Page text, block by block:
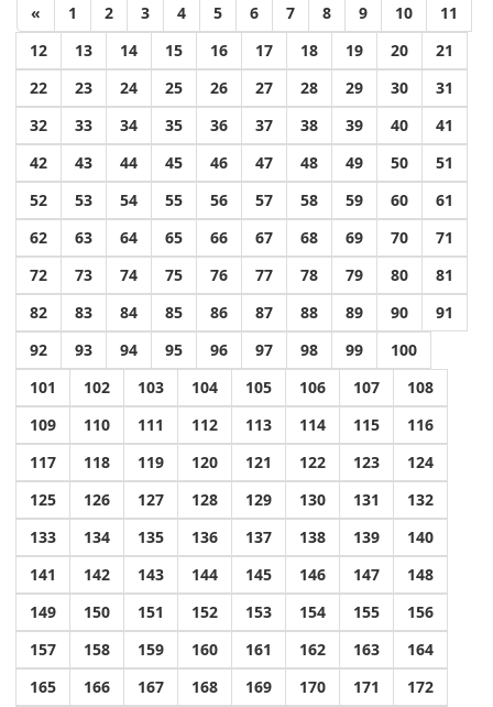
« 1 2 3 4 5 6 7 8 9 10
11
12
13 14 15 16 17 18 19 20
21
22
23 24 25 26 27 28 29 30
31
32
33 34 35 36 37 38 39 40
41
42
43 44 45 46 47 48 49 50
51
52
53 54 55 56 57 58 59 60
61
62
63 64 65 66 67 68 69 70
71
72
73 74 75 76 77 78 79 80
81
82
83 84 85 86 87 88 89 90
91
92
93 94 95 96 97 98 99
100
101
102 103 104 105 106 107
108
109
110 111 112 113 114 115
116
117
118 119 120 121 122 123
124
125
126 127 128 129 130 131
132
133
134 135 136 137 138 139
140
141
142 143 144 145 146 147
148
149
150 151 152 153 154 155
156
157
158 159 160 161 162 163
164
165
166 167 168 169 170 171 172